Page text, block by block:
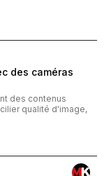
des caméras
des contenus
qualité d'image,